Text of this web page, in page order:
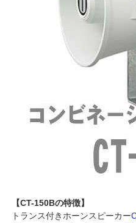
【CT-150Bの特徴】
トランス付きホーンスピーカー